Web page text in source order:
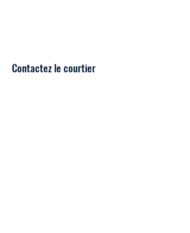
Contactez le courtier